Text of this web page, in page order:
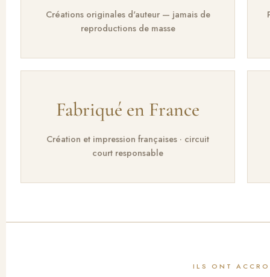
Créations originales d'auteur — jamais de
reproductions de masse
Fabriqué en France
Création et impression françaises · circuit
court responsable
ILS ONT